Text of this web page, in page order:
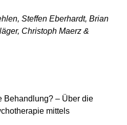
Steffen Eberhardt, Brian
Christoph Maerz &
Behandlung? – Über die
mittels